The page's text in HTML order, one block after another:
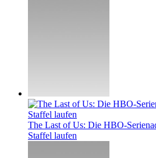
The Last of Us: Die HBO-
Staffel laufen